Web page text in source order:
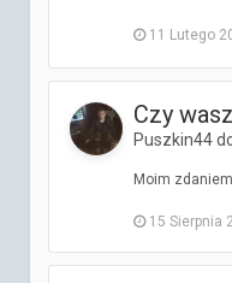
11 Lutego
Czy
Puszkin44
Moim
15 Sierpnia